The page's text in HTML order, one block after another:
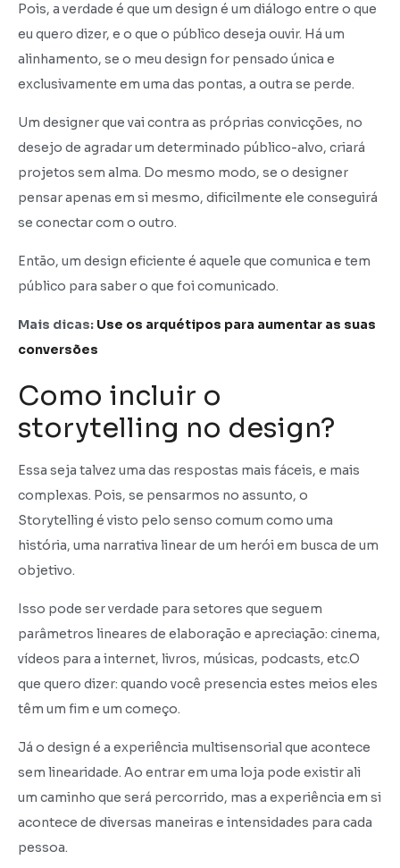
Pois, a verdade é que um design é um diálogo entre o que
eu quero dizer, e o que o público deseja ouvir. Há um
alinhamento, se o meu design for pensado única e
exclusivamente em uma das pontas, a outra se perde.
Um designer que vai contra as próprias convicções, no
desejo de agradar um determinado público-alvo, criará
projetos sem alma. Do mesmo modo, se o designer
pensar apenas em si mesmo, dificilmente ele conseguirá
se conectar com o outro.
Então, um design eficiente é aquele que comunica e tem
público para saber o que foi comunicado.
Mais dicas: Use os arquétipos para aumentar as suas
conversões
Como incluir o
storytelling no design?
Essa seja talvez uma das respostas mais fáceis, e mais
complexas. Pois, se pensarmos no assunto, o
Storytelling é visto pelo senso comum como uma
história, uma narrativa linear de um herói em busca de um
objetivo.
Isso pode ser verdade para setores que seguem
parâmetros lineares de elaboração e apreciação: cinema,
vídeos para a internet, livros, músicas, podcasts, etc.O
que quero dizer: quando você presencia estes meios eles
têm um fim e um começo.
Já o design é a experiência multisensorial que acontece
sem linearidade. Ao entrar em uma loja pode existir ali
um caminho que será percorrido, mas a experiência em si
acontece de diversas maneiras e intensidades para cada
pessoa.